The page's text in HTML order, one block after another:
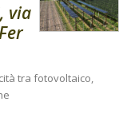
via
tra fotovoltaico,